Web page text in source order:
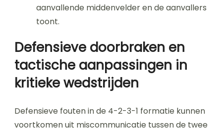
aanvallende middenvelder en de aanvallers
toont.
Defensieve doorbraken en
tactische aanpassingen in
kritieke wedstrijden
Defensieve fouten in de 4-2-3-1 formatie kunnen
voortkomen uit miscommunicatie tussen de twee